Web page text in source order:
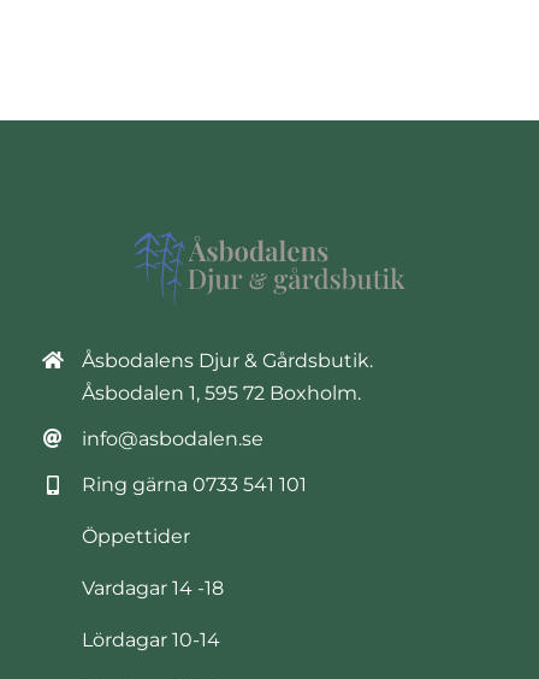
Åsbodalens Djur & Gårdsbutik.
Åsbodalen 1, 595 72 Boxholm.
info@asbodalen.se
Ring gärna 0733 541 101
Öppettider
Vardagar 14 -18
Lördagar 10-14